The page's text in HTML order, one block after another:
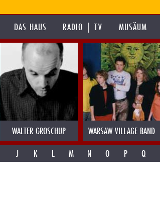
DAS HAUS RADIO | TV MUSÄUM
WALTER GROSCHUP WARSAW VILLAGE BAND
J K L M N O P Q